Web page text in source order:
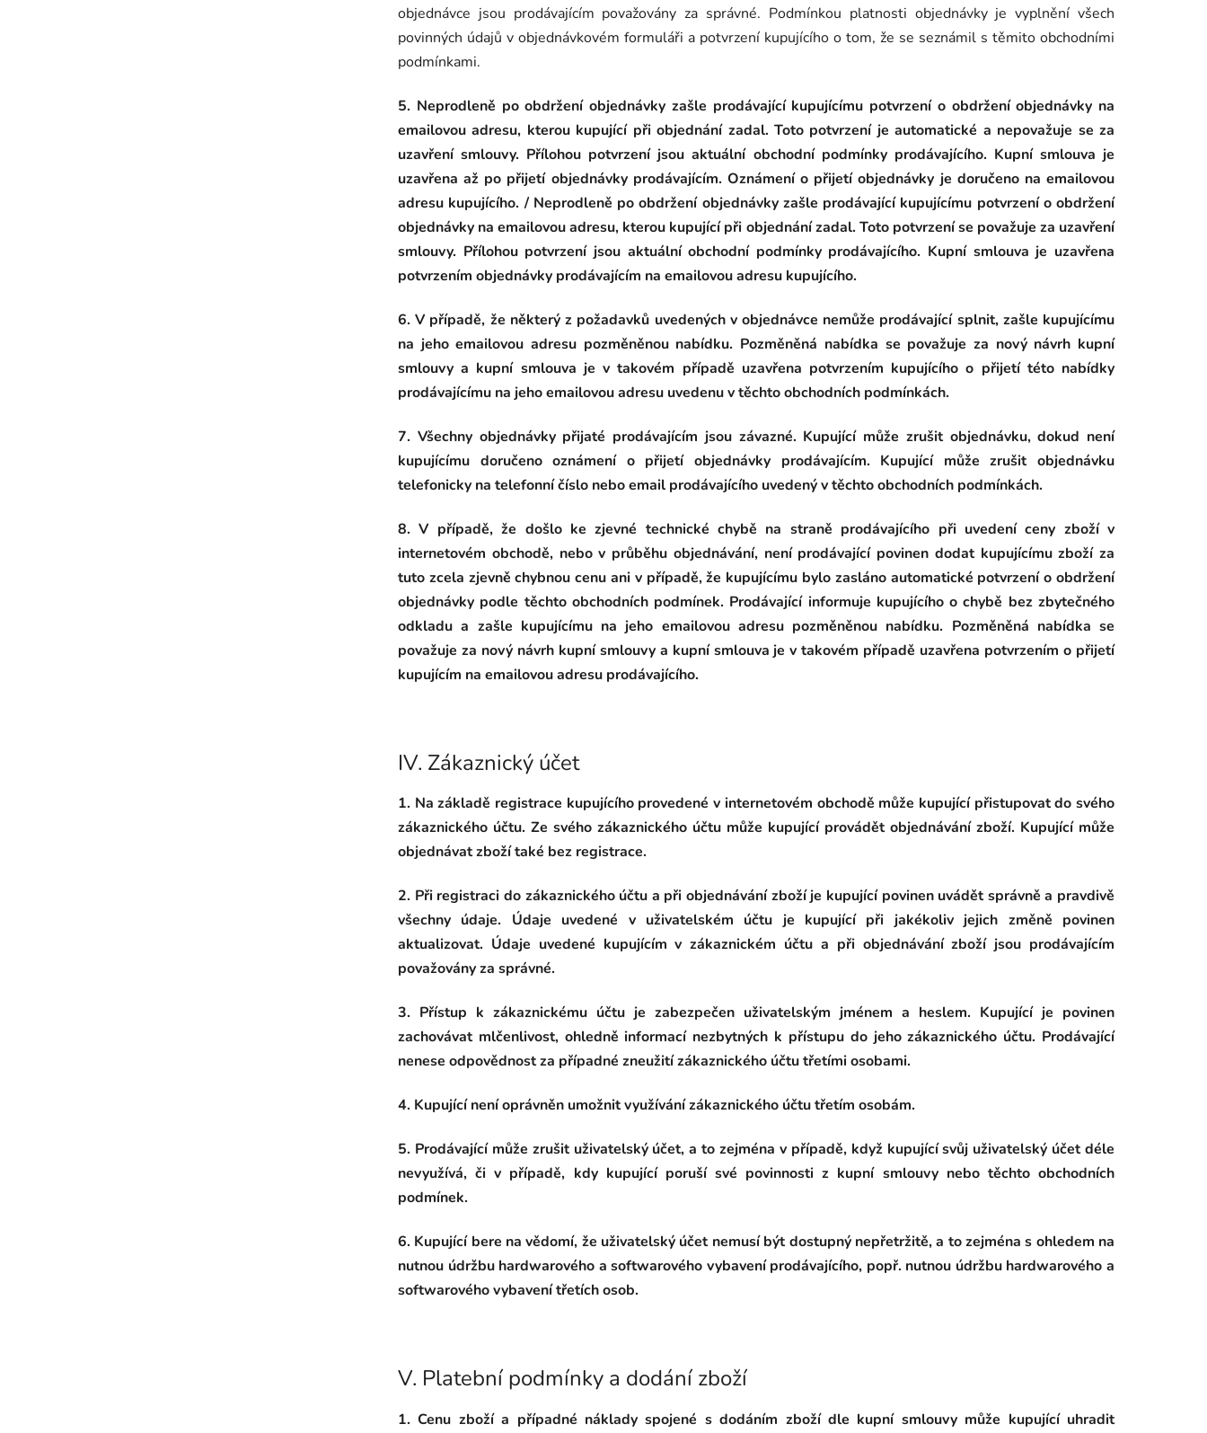
objednávce jsou prodávajícím považovány za správné. Podmínkou platnosti objednávky je vyplnění všech
povinných údajů v objednávkovém formuláři a potvrzení kupujícího o tom, že se seznámil s těmito obchodními
podmínkami.
5. Neprodleně po obdržení objednávky zašle prodávající kupujícímu potvrzení o obdržení objednávky na
emailovou adresu, kterou kupující při objednání zadal. Toto potvrzení je automatické a nepovažuje se za
uzavření smlouvy. Přílohou potvrzení jsou aktuální obchodní podmínky prodávajícího. Kupní smlouva je
uzavřena až po přijetí objednávky prodávajícím. Oznámení o přijetí objednávky je doručeno na emailovou
adresu kupujícího. / Neprodleně po obdržení objednávky zašle prodávající kupujícímu potvrzení o obdržení
objednávky na emailovou adresu, kterou kupující při objednání zadal. Toto potvrzení se považuje za uzavření
smlouvy. Přílohou potvrzení jsou aktuální obchodní podmínky prodávajícího. Kupní smlouva je uzavřena
potvrzením objednávky prodávajícím na emailovou adresu kupujícího.
6. V případě, že některý z požadavků uvedených v objednávce nemůže prodávající splnit, zašle kupujícímu
na jeho emailovou adresu pozměněnou nabídku. Pozměněná nabídka se považuje za nový návrh kupní
smlouvy a kupní smlouva je v takovém případě uzavřena potvrzením kupujícího o přijetí této nabídky
prodávajícímu na jeho emailovou adresu uvedenu v těchto obchodních podmínkách.
7. Všechny objednávky přijaté prodávajícím jsou závazné. Kupující může zrušit objednávku, dokud není
kupujícímu doručeno oznámení o přijetí objednávky prodávajícím. Kupující může zrušit objednávku
telefonicky na telefonní číslo nebo email prodávajícího uvedený v těchto obchodních podmínkách.
8. V případě, že došlo ke zjevné technické chybě na straně prodávajícího při uvedení ceny zboží v
internetovém obchodě, nebo v průběhu objednávání, není prodávající povinen dodat kupujícímu zboží za
tuto zcela zjevně chybnou cenu ani v případě, že kupujícímu bylo zasláno automatické potvrzení o obdržení
objednávky podle těchto obchodních podmínek. Prodávající informuje kupujícího o chybě bez zbytečného
odkladu a zašle kupujícímu na jeho emailovou adresu pozměněnou nabídku. Pozměněná nabídka se
považuje za nový návrh kupní smlouvy a kupní smlouva je v takovém případě uzavřena potvrzením o přijetí
kupujícím na emailovou adresu prodávajícího.
IV. Zákaznický účet
1. Na základě registrace kupujícího provedené v internetovém obchodě může kupující přistupovat do svého
zákaznického účtu. Ze svého zákaznického účtu může kupující provádět objednávání zboží. Kupující může
objednávat zboží také bez registrace.
2. Při registraci do zákaznického účtu a při objednávání zboží je kupující povinen uvádět správně a pravdivě
všechny údaje. Údaje uvedené v uživatelském účtu je kupující při jakékoliv jejich změně povinen
aktualizovat. Údaje uvedené kupujícím v zákaznickém účtu a při objednávání zboží jsou prodávajícím
považovány za správné.
3. Přístup k zákaznickému účtu je zabezpečen uživatelským jménem a heslem. Kupující je povinen
zachovávat mlčenlivost, ohledně informací nezbytných k přístupu do jeho zákaznického účtu. Prodávající
nenese odpovědnost za případné zneužití zákaznického účtu třetími osobami.
4. Kupující není oprávněn umožnit využívání zákaznického účtu třetím osobám.
5. Prodávající může zrušit uživatelský účet, a to zejména v případě, když kupující svůj uživatelský účet déle
nevyužívá, či v případě, kdy kupující poruší své povinnosti z kupní smlouvy nebo těchto obchodních
podmínek.
6. Kupující bere na vědomí, že uživatelský účet nemusí být dostupný nepřetržitě, a to zejména s ohledem na
nutnou údržbu hardwarového a softwarového vybavení prodávajícího, popř. nutnou údržbu hardwarového a
softwarového vybavení třetích osob.
V. Platební podmínky a dodání zboží
1. Cenu zboží a případné náklady spojené s dodáním zboží dle kupní smlouvy může kupující uhradit